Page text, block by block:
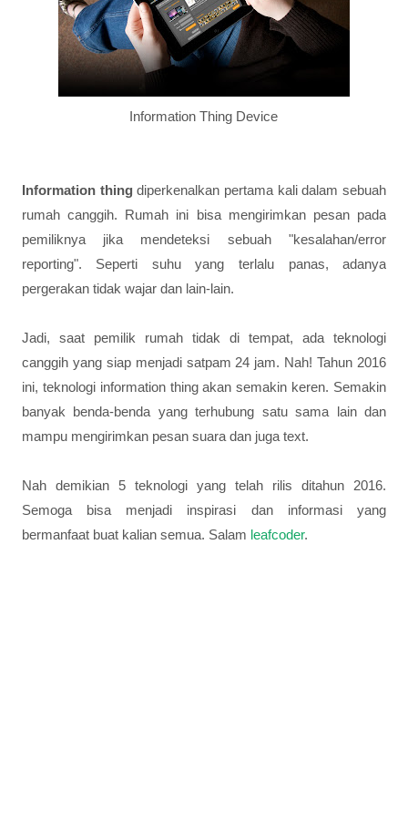
Information Thing Device
Information thingdiperkenalkan pertama kali dalam sebuah
rumah canggih. Rumah ini bisa mengirimkan pesan pada
pemiliknya jika mendeteksi sebuah "kesalahan/error
reporting". Seperti suhu yang terlalu panas, adanya
pergerakan tidak wajar dan lain-lain.
Jadi, saat pemilik rumah tidak di tempat, ada teknologi
canggih yang siap menjadi satpam 24 jam. Nah! Tahun 2016
ini, teknologi information thing akan semakin keren. Semakin
banyak benda-benda yang terhubung satu sama lain dan
mampu mengirimkan pesan suara dan juga text.
Nah demikian 5 teknologi yang telah rilis ditahun 2016.
Semoga bisa menjadi inspirasi dan informasi yang
bermanfaat buat kalian semua. Salam leafcoder.